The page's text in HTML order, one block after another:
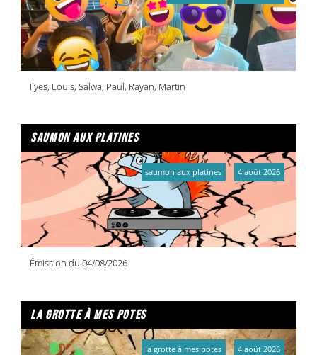
Ilyes, Louis, Salwa, Paul, Rayan, Martin
saumon aux platines
Émission du 04/08/2026
saumon aux platines 4 août 2026
la grotte à mes potes
la grotte à mes potes 4 août 2026